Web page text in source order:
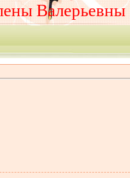
Валерьевны